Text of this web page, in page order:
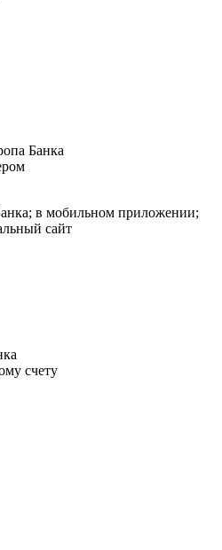
Банка
в мобильном приложении;
сайт
счету